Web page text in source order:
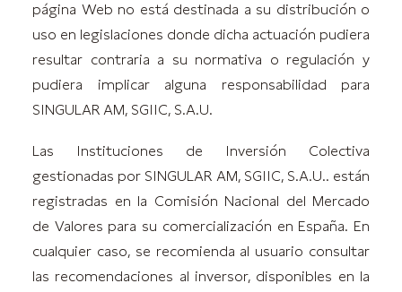
página Web no está destinada a su distribución o
uso en legislaciones donde dicha actuación pudiera
resultar contraria a su normativa o regulación y
pudiera implicar alguna responsabilidad para
SINGULAR AM, SGIIC, S.A.U.
Las Instituciones de Inversión Colectiva
gestionadas por SINGULAR AM, SGIIC, S.A.U.. están
registradas en la Comisión Nacional del Mercado
de Valores para su comercialización en España. En
cualquier caso, se recomienda al usuario consultar
las recomendaciones al inversor, disponibles en la